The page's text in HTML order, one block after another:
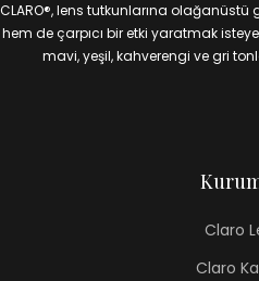
CLARO®, lens tutkunlarına
hem de çarpıcı bir etki yaratmak
mavi, yeşil, kahverengi ve gri
Claro
Claro